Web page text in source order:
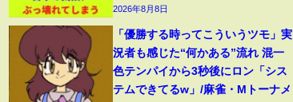
2026年8月8日
「優勝する時ってこういうツモ」実
況者も感じた“何かある”流れ 混一
色テンパイから3秒後にロン「シス
テムできてるw」/麻雀・Mトーナメ